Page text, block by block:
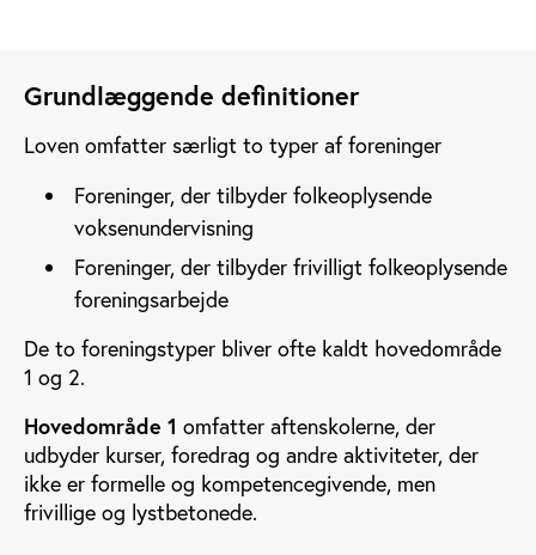
Grundlæggende definitioner
Loven omfatter særligt to typer af foreninger
Foreninger, der tilbyder folkeoplysende
voksenundervisning
Foreninger, der tilbyder frivilligt folkeoplysende
foreningsarbejde
De to foreningstyper bliver ofte kaldt hovedområde
1 og 2.
Hovedområde 1 omfatter aftenskolerne, der
udbyder kurser, foredrag og andre aktiviteter, der
ikke er formelle og kompetencegivende, men
frivillige og lystbetonede.